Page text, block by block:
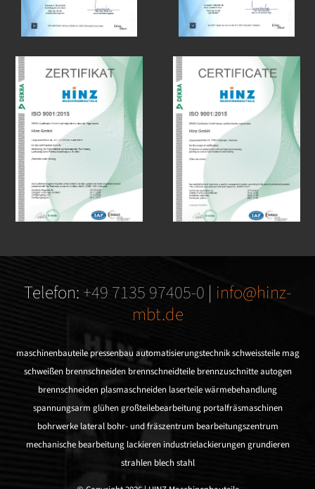
Telefon:+49 7135 97405-0 | info@hinz-
mbt.de
maschinenbauteilepressenbau automatisierungstechnikschweissteile mag
schweißen brennschneiden brennschneidteile brennzuschnitteautogen
brennschneiden plasmaschneiden laserteilewärmebehandlung
spannungsarm glühengroßteilebearbeitung portalfräsmaschinen
bohrwerke lateral bohr- und fräszentrum bearbeitungszentrum
mechanische bearbeitung lackieren industrielackierungengrundieren
strahlen blechstahl